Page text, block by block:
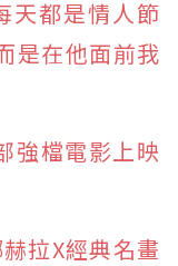
天都是情人節
是在他面前我
強檔電影上映
拉X經典名畫